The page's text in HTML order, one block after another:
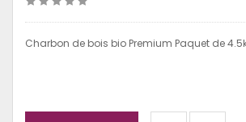
Charbon de bois bio Premium Paquet de